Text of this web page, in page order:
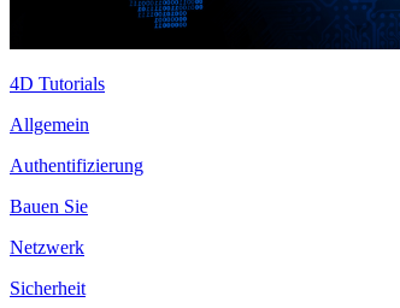
4D Tutorials
Allgemein
Authentifizierung
Bauen Sie
Netzwerk
Sicherheit